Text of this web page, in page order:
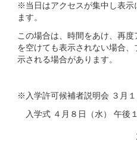
※当日はアクセスが集中し表示
ます。
この場合は、時間をあけ、再
を空けても表示されない場合
示される場合があります。
※入学許可候補者説明会 ３月
入学式 ４月８日（水） 午後